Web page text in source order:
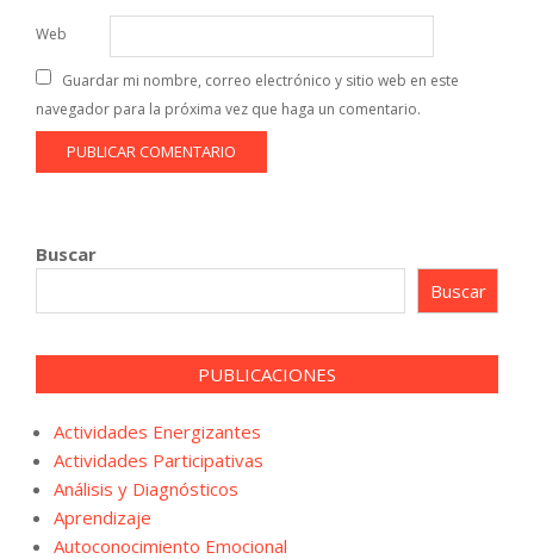
Web
Guardar mi nombre, correo electrónico y sitio web en este
navegador para la próxima vez que haga un comentario.
Buscar
Buscar
PUBLICACIONES
Actividades Energizantes
Actividades Participativas
Análisis y Diagnósticos
Aprendizaje
Autoconocimiento Emocional